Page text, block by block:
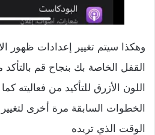
وهكذا سيتم تغيير إعدادات ظهور
القفل الخاصة بك بنجاح قم
اللون الأزرق للتأكيد من فعاليته
الخطوات السابقة مرة أخرى
الوقت الذي تريده